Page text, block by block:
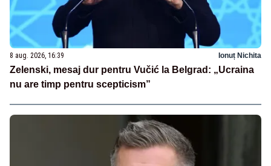
8 aug. 2026, 16:39 Ionuț Nichita
Zelenski, mesaj dur pentru Vučić la Belgrad: „Ucraina
nu are timp pentru scepticism”